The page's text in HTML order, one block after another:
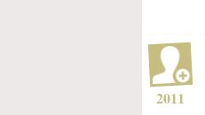
2011